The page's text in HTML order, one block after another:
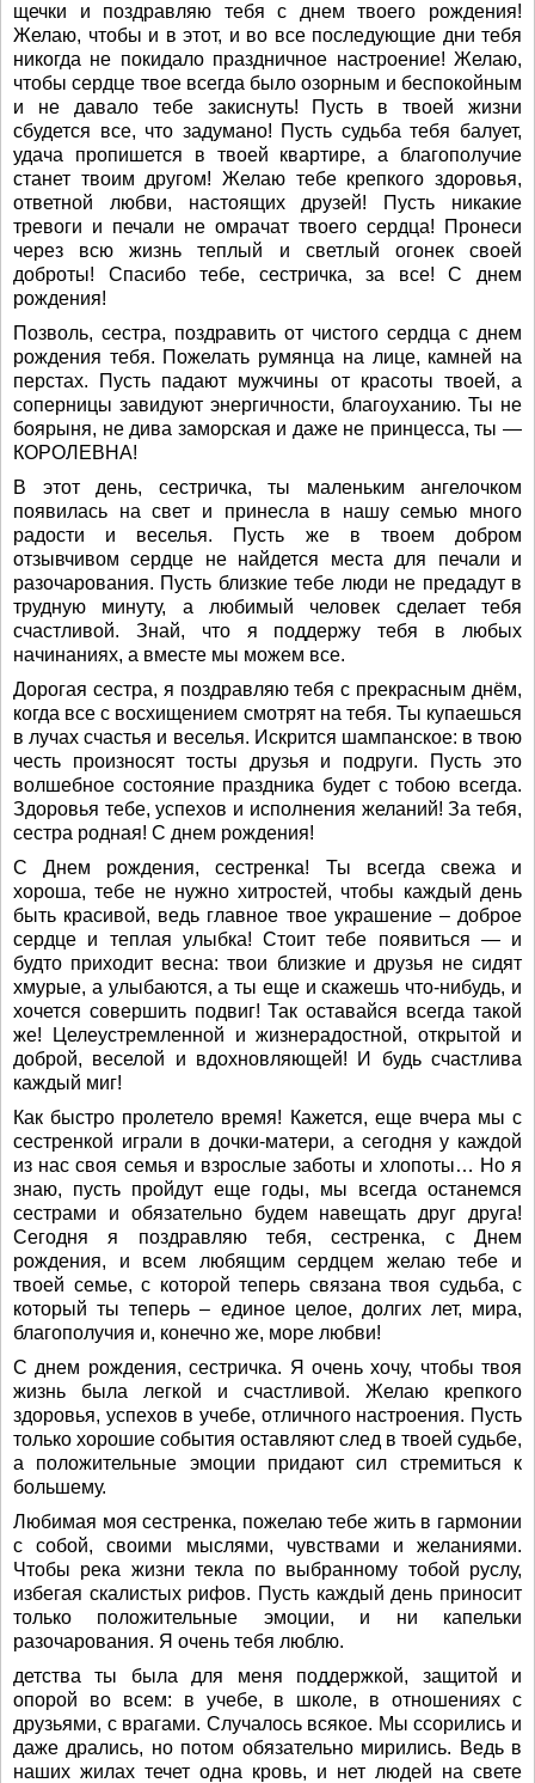
щечки и поздравляю тебя с днем твоего рождения!
Желаю, чтобы и в этот, и во все последующие дни тебя
никогда не покидало праздничное настроение! Желаю,
чтобы сердце твое всегда было озорным и беспокойным
и не давало тебе закиснуть! Пусть в твоей жизни
сбудется все, что задумано! Пусть судьба тебя балует,
удача пропишется в твоей квартире, а благополучие
станет твоим другом! Желаю тебе крепкого здоровья,
ответной любви, настоящих друзей! Пусть никакие
тревоги и печали не омрачат твоего сердца! Пронеси
через всю жизнь теплый и светлый огонек своей
доброты! Спасибо тебе, сестричка, за все! С днем
рождения!
Позволь, сестра, поздравить от чистого сердца с днем
рождения тебя. Пожелать румянца на лице, камней на
перстах. Пусть падают мужчины от красоты твоей, а
соперницы завидуют энергичности, благоуханию. Ты не
боярыня, не дива заморская и даже не принцесса, ты —
КОРОЛЕВНА!
В этот день, сестричка, ты маленьким ангелочком
появилась на свет и принесла в нашу семью много
радости и веселья. Пусть же в твоем добром
отзывчивом сердце не найдется места для печали и
разочарования. Пусть близкие тебе люди не предадут в
трудную минуту, а любимый человек сделает тебя
счастливой. Знай, что я поддержу тебя в любых
начинаниях, а вместе мы можем все.
Дорогая сестра, я поздравляю тебя с прекрасным днём,
когда все с восхищением смотрят на тебя. Ты купаешься
в лучах счастья и веселья. Искрится шампанское: в твою
честь произносят тосты друзья и подруги. Пусть это
волшебное состояние праздника будет с тобою всегда.
Здоровья тебе, успехов и исполнения желаний! За тебя,
сестра родная! С днем рождения!
С Днем рождения, сестренка! Ты всегда свежа и
хороша, тебе не нужно хитростей, чтобы каждый день
быть красивой, ведь главное твое украшение – доброе
сердце и теплая улыбка! Стоит тебе появиться — и
будто приходит весна: твои близкие и друзья не сидят
хмурые, а улыбаются, а ты еще и скажешь что-нибудь, и
хочется совершить подвиг! Так оставайся всегда такой
же! Целеустремленной и жизнерадостной, открытой и
доброй, веселой и вдохновляющей! И будь счастлива
каждый миг!
Как быстро пролетело время! Кажется, еще вчера мы с
сестренкой играли в дочки-матери, а сегодня у каждой
из нас своя семья и взрослые заботы и хлопоты… Но я
знаю, пусть пройдут еще годы, мы всегда останемся
сестрами и обязательно будем навещать друг друга!
Сегодня я поздравляю тебя, сестренка, с Днем
рождения, и всем любящим сердцем желаю тебе и
твоей семье, с которой теперь связана твоя судьба, с
который ты теперь – единое целое, долгих лет, мира,
благополучия и, конечно же, море любви!
С днем рождения, сестричка. Я очень хочу, чтобы твоя
жизнь была легкой и счастливой. Желаю крепкого
здоровья, успехов в учебе, отличного настроения. Пусть
только хорошие события оставляют след в твоей судьбе,
а положительные эмоции придают сил стремиться к
большему.
Любимая моя сестренка, пожелаю тебе жить в гармонии
с собой, своими мыслями, чувствами и желаниями.
Чтобы река жизни текла по выбранному тобой руслу,
избегая скалистых рифов. Пусть каждый день приносит
только положительные эмоции, и ни капельки
разочарования. Я очень тебя люблю.
детства ты была для меня поддержкой, защитой и
опорой во всем: в учебе, в школе, в отношениях с
друзьями, с врагами. Случалось всякое. Мы ссорились и
даже дрались, но потом обязательно мирились. Ведь в
наших жилах течет одна кровь, и нет людей на свете